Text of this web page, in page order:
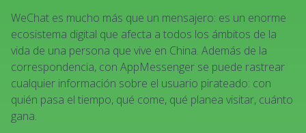
sip, acabo de encontrar una
aplicación para rastrear
WeChat es mucho más que un mensajero: es un enorme
ecosistema digital que afecta a todos los ámbitos de la
vida de una persona que vive en China. Además de la
correspondencia, con AppMessenger se puede rastrear
cualquier información sobre el usuario pirateado: con
quién pasa el tiempo, qué come, qué planea visitar, cuánto
gana.